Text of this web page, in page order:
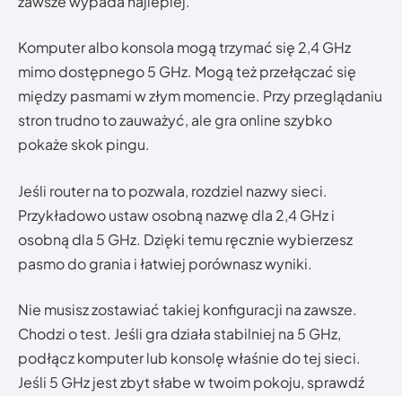
Komputer albo konsola mogą trzymać się 2,4 GHz
mimo dostępnego 5 GHz. Mogą też przełączać się
między pasmami w złym momencie. Przy przeglądaniu
stron trudno to zauważyć, ale gra online szybko
pokaże skok pingu.
Jeśli router na to pozwala, rozdziel nazwy sieci.
Przykładowo ustaw osobną nazwę dla 2,4 GHz i
osobną dla 5 GHz. Dzięki temu ręcznie wybierzesz
pasmo do grania i łatwiej porównasz wyniki.
Nie musisz zostawiać takiej konfiguracji na zawsze.
Chodzi o test. Jeśli gra działa stabilniej na 5 GHz,
podłącz komputer lub konsolę właśnie do tej sieci.
Jeśli 5 GHz jest zbyt słabe w twoim pokoju, sprawdź